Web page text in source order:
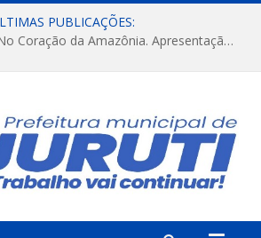
PUBLICAÇÕES:
FESTRIBAL 2026 – No Coração da Amazônia. Apresentação da Munduruku.